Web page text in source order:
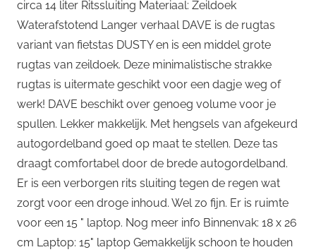
circa 14 liter Ritssluiting Materiaal: Zeildoek
Waterafstotend Langer verhaal DAVE is de rugtas
variant van fietstas DUSTY en is een middel grote
rugtas van zeildoek. Deze minimalistische strakke
rugtas is uitermate geschikt voor een dagje weg of
werk! DAVE beschikt over genoeg volume voor je
spullen. Lekker makkelijk. Met hengsels van afgekeurd
autogordelband goed op maat te stellen. Deze tas
draagt comfortabel door de brede autogordelband.
Er is een verborgen rits sluiting tegen de regen wat
zorgt voor een droge inhoud. Wel zo fijn. Er is ruimte
voor een 15 " laptop. Nog meer info Binnenvak: 18 x 26
cm Laptop: 15" laptop Gemakkelijk schoon te houden